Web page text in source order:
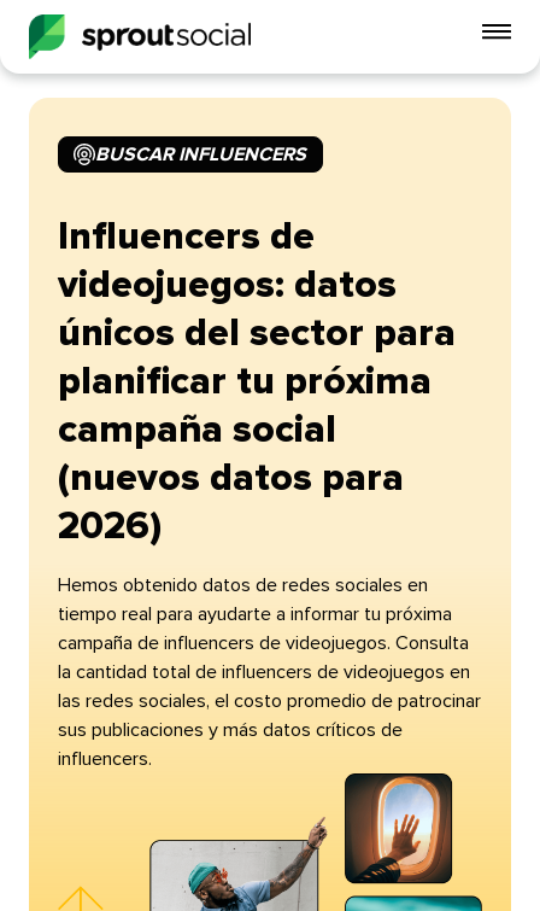
BUSCAR INFLUENCERS​​
Influencers de
videojuegos: datos
únicos del sector para
planificar tu próxima
campaña social
(nuevos datos para
2026)​​
Hemos obtenido datos de redes sociales en
tiempo real para ayudarte a informar tu próxima
campaña de influencers de videojuegos. Consulta
la cantidad total de influencers de videojuegos en
las redes sociales, el costo promedio de patrocinar
sus publicaciones y más datos críticos de
influencers.​​